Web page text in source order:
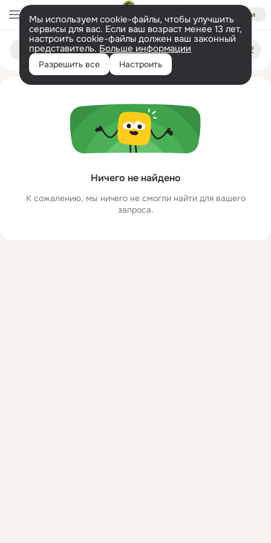
Войти
Мы используем cookie-файлы, чтобы улучшить
сервисы для вас. Если ваш возраст менее 13 лет,
настроить cookie-файлы должен ваш законный
представитель. Больше информации
Разрешить все Настроить
Поиск
ne znakomets
Ничего не найдено
К сожалению, мы ничего не смогли найти для вашего
запроса.